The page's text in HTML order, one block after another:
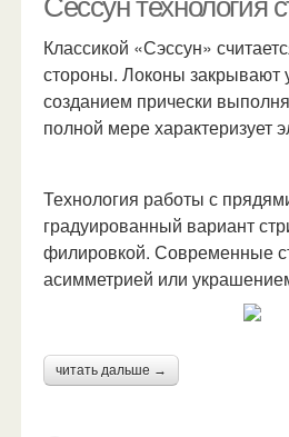
Сессун технология
Классикой «Сэссун»
стороны. Локоны закрывают
созданием прически
полной мере характеризует
Технология работы с
градуированный вариант
филировкой. Современные
асимметрией или
читать дальше →